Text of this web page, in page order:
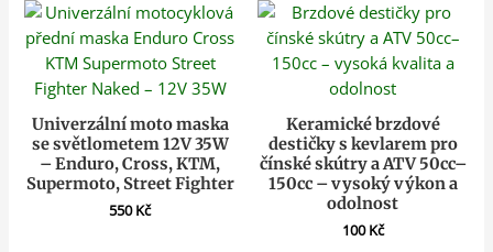
Univerzální moto maska
se světlometem 12V 35W
– Enduro, Cross, KTM,
Supermoto, Street Fighter
550Kč
Keramické brzdové
destičky s kevlarem pro
čínské skútry a ATV 50cc–
150cc – vysoký výkon a
odolnost
100Kč